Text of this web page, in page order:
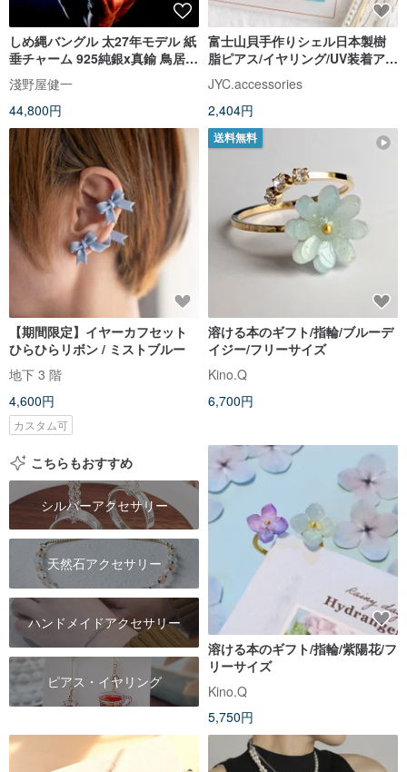
しめ縄バングル 太27年モデル 紙
垂チャーム 925純銀x真鍮 鳥居型
展示台付き お守り 日本神話 ハン
ドメイド 日本製
淺野屋健一
44,800円
富士山貝手作りシェル日本製樹
脂ピアス/イヤリング/UV装着アク
セサリー
JYC.accessories
2,404円
【期間限定】イヤーカフセット
ひらひらリボン / ミストブルー
地下 3 階
4,600円
カスタム可
送料無料
溶ける本のギフト/指輪/ブルーデ
イジー/フリーサイズ
Kino.Q
6,700円
こちらもおすすめ
シルバーアクセサリー
天然石アクセサリー
ハンドメイドアクセサリー
ピアス・イヤリング
溶ける本のギフト/指輪/紫陽花/フ
リーサイズ
Kino.Q
5,750円